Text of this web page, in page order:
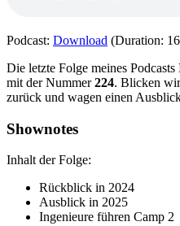
Podcast: Download (Duration:
Die letzte Folge meines Podcasts
mit der Nummer224. Blicken
zurück und wagen einen
Shownotes
Inhalt der Folge:
Rückblick in 2024
Ausblick in 2025
Ingenieure führen Camp 2